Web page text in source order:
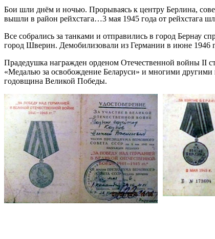
Бои шли днём и ночью. Прорываясь к центру Берлина,
вышли в район рейхстага…3 мая 1945 года от рейхстага
Все собрались за танками и отправились в город Бернау
город Шверин. Демобилизовали из Германии в июне 1946
Прадедушка награжден орденом Отечественной войны II
«Медалью за освобождение Беларуси» и многими
годовщина Великой Победы.